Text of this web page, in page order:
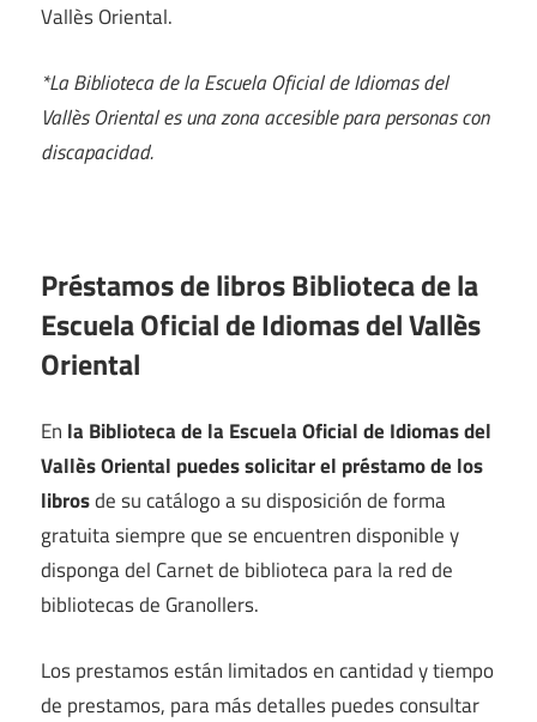
Vallès Oriental.
*La Biblioteca de la Escuela Oficial de Idiomas del
Vallès Oriental es una zona accesible para personas con
discapacidad.
Préstamos de libros Biblioteca de la
Escuela Oficial de Idiomas del Vallès
Oriental
En la Biblioteca de la Escuela Oficial de Idiomas del
Vallès Oriental puedes solicitar el préstamo de los
librosde su catálogo a su disposición de forma
gratuita siempre que se encuentren disponible y
disponga del Carnet de biblioteca para la red de
bibliotecas de Granollers.
Los prestamos están limitados en cantidad y tiempo
de prestamos, para más detalles puedes consultar